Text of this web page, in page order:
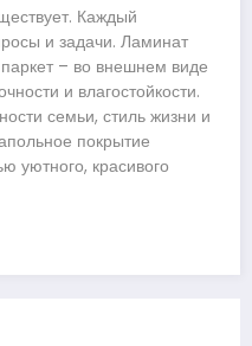
Каждый
и задачи. Ламинат
– во внешнем виде
и влагостойкости.
семьи, стиль жизни и
покрытие
уютного, красивого